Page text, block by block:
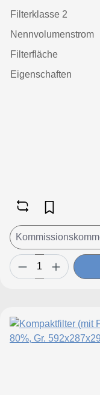
Filterklasse 2
Nennvolumenstrom
Filterfläche
Eigenschaften